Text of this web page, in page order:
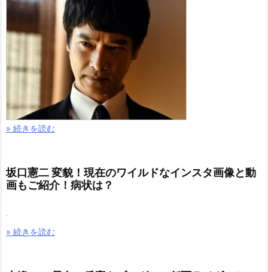
» 続きを読む
坂口憲二 変貌！現在のワイルドなインスタ画像と動
画もご紹介！病状は？
» 続きを読む